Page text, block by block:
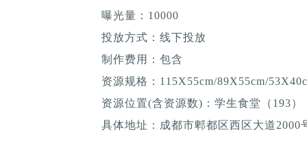
曝光量：10000
投放方式：线下投放
制作费用：包含
资源规格：115X55cm/89X55cm/
资源位置(含资源数)：学生食堂（193）
具体地址：成都市郫都区西区大道2000